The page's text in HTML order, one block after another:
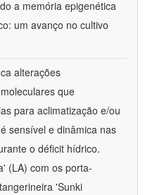
a memória epigenética
um avanço no cultivo
alterações
que
para aclimatização e/ou
sensível e dinâmica nas
o déficit hídrico.
(LA) com os porta-
'Sunki